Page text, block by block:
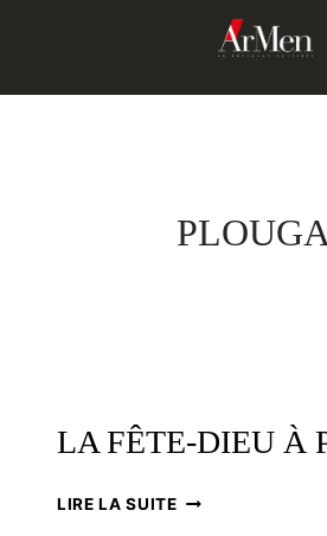
LA FÊTE-DIEU À
LIRE LA SUITELA